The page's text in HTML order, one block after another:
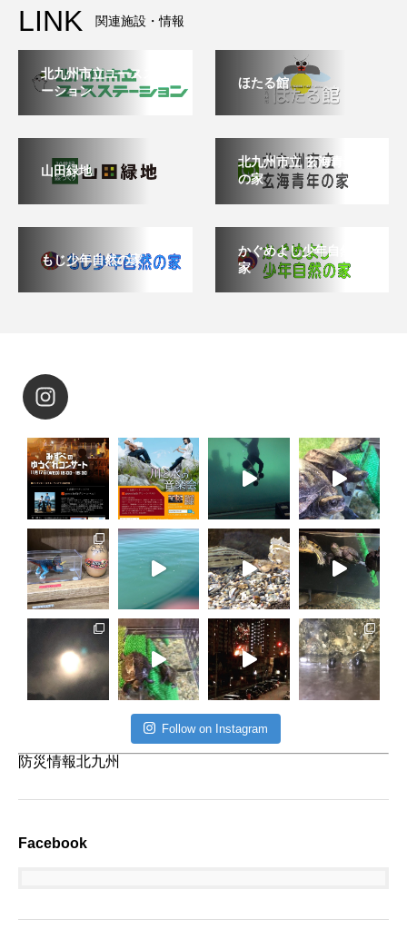
LINK 関連施設・情報
北九州市立ユースステ
ーション
ほたる館
山田緑地
北九州市立 玄海青年
の家
もじ少年自然の家
かぐめよし少年自然の
家
Follow on Instagram
防災情報北九州
Facebook